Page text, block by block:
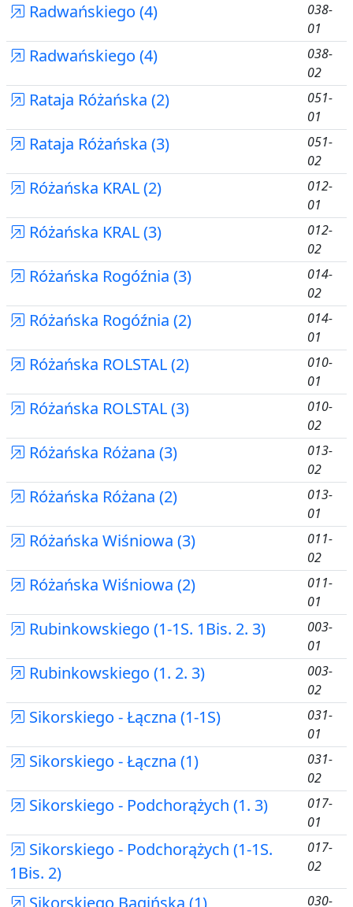
Radwańskiego (4)
038-
01
Radwańskiego (4)
038-
02
Rataja Różańska (2)
051-
01
Rataja Różańska (3)
051-
02
Różańska KRAL (2)
012-
01
Różańska KRAL (3)
012-
02
Różańska Rogóźnia (3)
014-
02
Różańska Rogóźnia (2)
014-
01
Różańska ROLSTAL (2)
010-
01
Różańska ROLSTAL (3)
010-
02
Różańska Różana (3)
013-
02
Różańska Różana (2)
013-
01
Różańska Wiśniowa (3)
011-
02
Różańska Wiśniowa (2)
011-
01
Rubinkowskiego (1-1S. 1Bis. 2. 3)
003-
01
Rubinkowskiego (1. 2. 3)
003-
02
Sikorskiego - Łączna (1-1S)
031-
01
Sikorskiego - Łączna (1)
031-
02
Sikorskiego - Podchorążych (1. 3)
017-
01
Sikorskiego - Podchorążych (1-1S.
1Bis. 2)
017-
02
Sikorskiego Bagińska (1) 030-